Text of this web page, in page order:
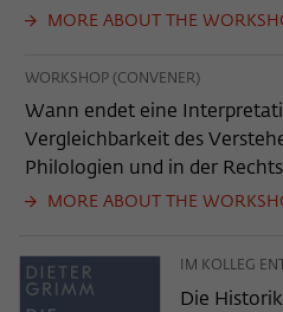
MORE ABOUT THE
WORKSHOP (CONVENER)
Wann endet eine
Vergleichbarkeit des
Philologien und in der
MORE ABOUT THE
IM KOLLEG
Die